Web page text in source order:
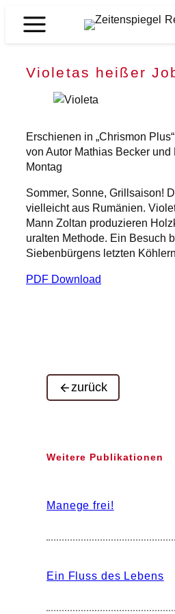
Inhalt
Zeitenspiegel
Violetas heißer
Erschienen in „Chrismon
von Autor Mathias Becker und
Montag
Sommer, Sonne, Grillsaison!
vielleicht aus Rumänien.
Mann Zoltan produzieren
uralten Methode. Ein Besuch
Siebenbürgens letzten
PDF Download
zurück
Weitere Publikationen
Manege frei!
Ein Fluss des Lebens